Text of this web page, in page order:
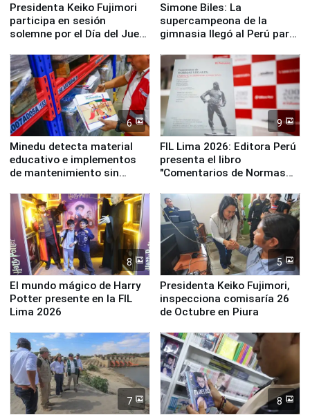
Presidenta Keiko Fujimori
participa en sesión
solemne por el Día del Juez
Simone Biles: La
supercampeona de la
gimnasia llegó al Perú para
Panamericanos Lima 2027
6
Minedu detecta material
educativo e implementos
de mantenimiento sin
la UGEL 2
9
FIL Lima 2026: Editora Perú
presenta el libro
"Comentarios de Normas
Derecho Colectivo"
8
El mundo mágico de Harry
Potter presente en la FIL
Lima 2026
5
Presidenta Keiko Fujimori,
inspecciona comisaría 26
de Octubre en Piura
7 8